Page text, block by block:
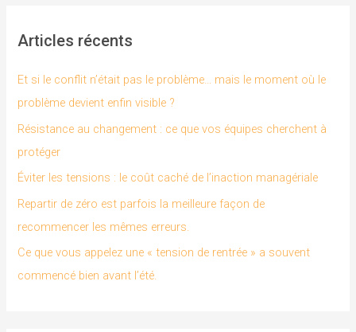
e
h
e
r
:
Articles récents
Et si le conflit n’était pas le problème… mais le moment où le
problème devient enfin visible ?
Résistance au changement : ce que vos équipes cherchent à
protéger
Éviter les tensions : le coût caché de l’inaction managériale
Repartir de zéro est parfois la meilleure façon de
recommencer les mêmes erreurs.
Ce que vous appelez une « tension de rentrée » a souvent
commencé bien avant l’été.